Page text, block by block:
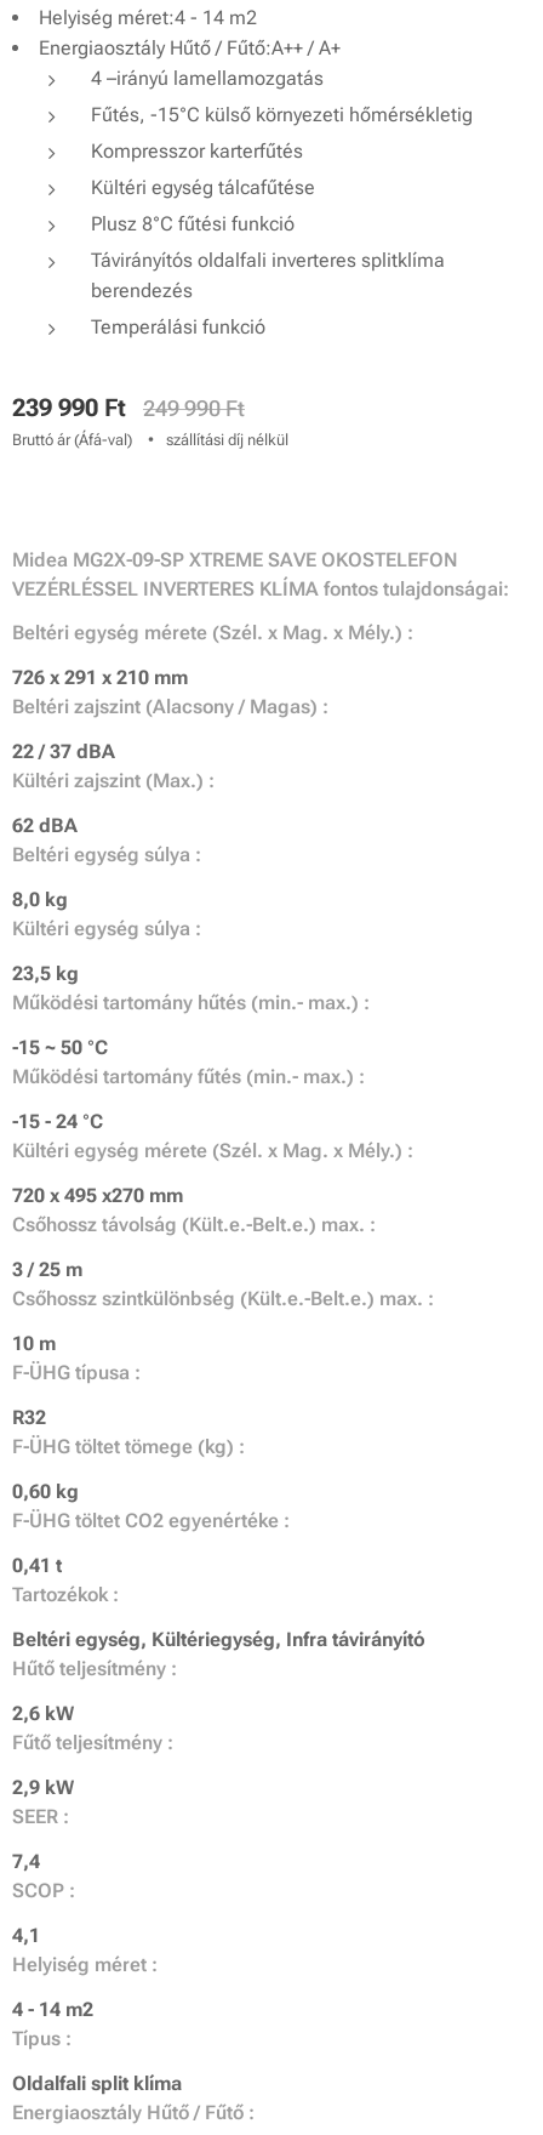
Helyiség méret:4 - 14 m2
Energiaosztály Hűtő / Fűtő:A++ / A+
4 –irányú lamellamozgatás
Fűtés, -15°C külső környezeti hőmérsékletig
Kompresszor karterfűtés
Kültéri egység tálcafűtése
Plusz 8°C fűtési funkció
Távirányítós oldalfali inverteres splitklíma
berendezés
Temperálási funkció
239 990 Ft 249 990Ft
Bruttó ár (Áfá-val) szállítási díj nélkül
Midea MG2X-09-SP XTREME SAVE OKOSTELEFON
VEZÉRLÉSSEL INVERTERES KLÍMA fontos tulajdonságai:
Beltéri egység mérete (Szél. x Mag. x Mély.) :
726 x 291 x 210 mm
Beltéri zajszint (Alacsony / Magas) :
22 / 37 dBA
Kültéri zajszint (Max.) :
62 dBA
Beltéri egység súlya :
8,0 kg
Kültéri egység súlya :
23,5 kg
Működési tartomány hűtés (min.- max.) :
-15 ~ 50 °C
Működési tartomány fűtés (min.- max.) :
-15 - 24 °C
Kültéri egység mérete (Szél. x Mag. x Mély.) :
720 x 495 x270 mm
Csőhossz távolság (Kült.e.-Belt.e.) max. :
3 / 25 m
Csőhossz szintkülönbség (Kült.e.-Belt.e.) max. :
10 m
F-ÜHG típusa :
R32
F-ÜHG töltet tömege (kg) :
0,60 kg
F-ÜHG töltet CO2 egyenértéke :
0,41 t
Tartozékok :
Beltéri egység, Kültériegység, Infra távirányító
Hűtő teljesítmény :
2,6 kW
Fűtő teljesítmény :
2,9 kW
SEER :
7,4
SCOP :
4,1
Helyiség méret :
4 - 14 m2
Típus :
Oldalfali split klíma
Energiaosztály Hűtő / Fűtő :